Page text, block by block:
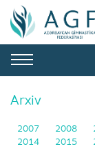
Arxiv
2007 2008
2014
2015